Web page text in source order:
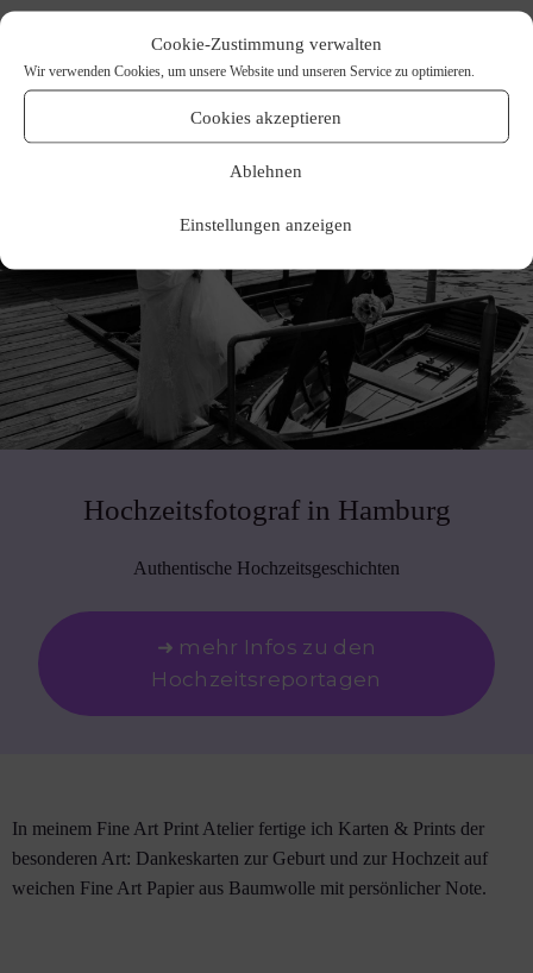
Cookie-Zustimmung verwalten
Wir verwenden Cookies, um unsere Website und unseren Service zu optimieren.
Cookies akzeptieren
Ablehnen
Einstellungen anzeigen
Hochzeitsfotograf in Hamburg
Authentische Hochzeitsgeschichten
➜ mehr Infos zu den
Hochzeitsreportagen
In meinem Fine Art Print Atelier fertige ich Karten & Prints der
besonderen Art: Dankeskarten zur Geburt und zur Hochzeit auf
weichen Fine Art Papier aus Baumwolle mit persönlicher Note.